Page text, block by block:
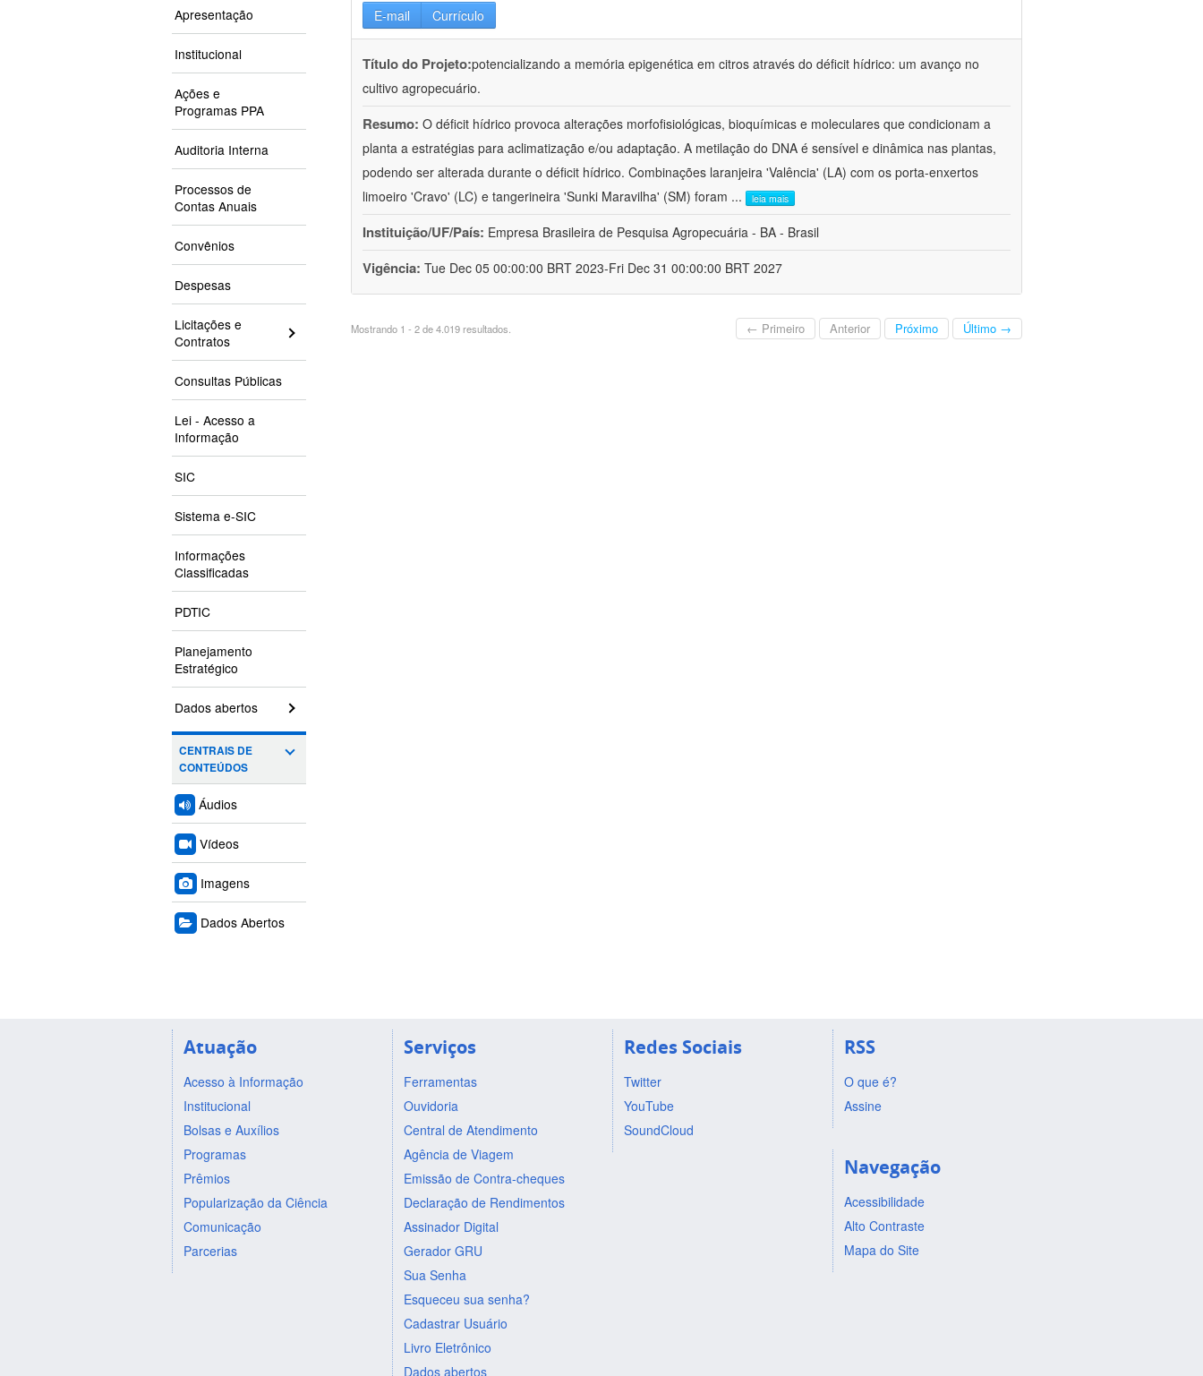
Apresentação
Institucional
Ações e
Programas PPA
Auditoria Interna
Processos de
Contas Anuais
Convênios
Despesas
Licitações e
Contratos
Consultas Públicas
Lei - Acesso a
Informação
SIC
Sistema e-SIC
Informações
Classificadas
PDTIC
Planejamento
Estratégico
Dados abertos
CENTRAIS DE
CONTEÚDOS
Áudios
Vídeos
Imagens
Dados Abertos
E-mail Currículo
Título do Projeto:potencializando a memória epigenética em citros através do déficit hídrico: um avanço no
cultivo agropecuário.
Resumo: O déficit hídrico provoca alterações morfofisiológicas, bioquímicas e moleculares que condicionam a
planta a estratégias para aclimatização e/ou adaptação. A metilação do DNA é sensível e dinâmica nas plantas,
podendo ser alterada durante o déficit hídrico. Combinações laranjeira 'Valência' (LA) com os porta-enxertos
limoeiro 'Cravo' (LC) e tangerineira 'Sunki Maravilha' (SM) foram ... leia mais
Instituição/UF/País: Empresa Brasileira de Pesquisa Agropecuária - BA - Brasil
Vigência: Tue Dec 05 00:00:00 BRT 2023-Fri Dec 31 00:00:00 BRT 2027
Mostrando 1 - 2 de 4.019 resultados. ← Primeiro Anterior Próximo Último →
Atuação
Acesso à Informação
Institucional
Bolsas e Auxílios
Programas
Prêmios
Popularização da Ciência
Comunicação
Parcerias
Serviços
Ferramentas
Ouvidoria
Central de Atendimento
Agência de Viagem
Emissão de Contra-cheques
Declaração de Rendimentos
Assinador Digital
Gerador GRU
Sua Senha
Esqueceu sua senha?
Cadastrar Usuário
Livro Eletrônico
Dados abertos
Redes Sociais
Twitter
YouTube
SoundCloud
RSS
O que é?
Assine
Navegação
Acessibilidade
Alto Contraste
Mapa do Site